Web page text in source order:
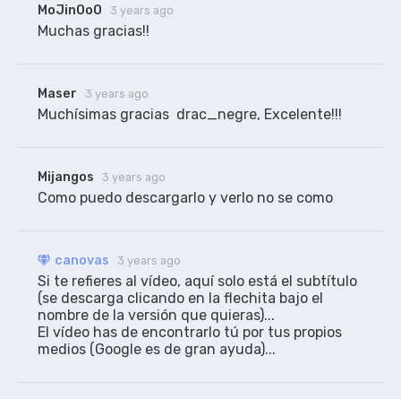
MoJinOoO 3 years ago
Muchas gracias!!
Maser 3 years ago
Muchísimas gracias  drac_negre, Excelente!!!
Mijangos 3 years ago
Como puedo descargarlo y verlo no se como
canovas 3 years ago
Si te refieres al vídeo, aquí solo está el subtítulo
(se descarga clicando en la flechita bajo el
nombre de la versión que quieras)...
El vídeo has de encontrarlo tú por tus propios
medios (Google es de gran ayuda)...